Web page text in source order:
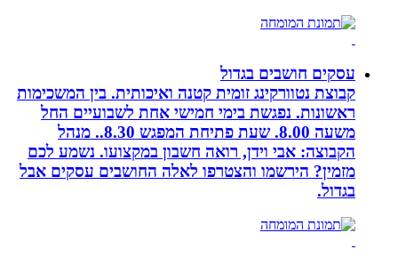
עסקים חושבים בגדול
קבוצת נטוורקינג זומית קטנה ואיכותית. בין המשכימות
ראשונות. נפגשת בימי חמישי אחת לשבועיים החל
משעה 8.00. שעת פתיחת המפגש 8.30.. מנהל
הקבוצה: אבי וידן, רואה חשבון במקצועו. נשמע לכם
מזמין? הירשמו והצטרפו לאלה החושבים עסקים אבל
בגדול.